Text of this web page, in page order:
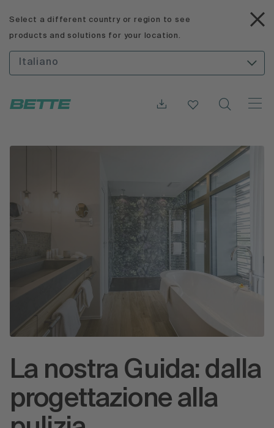
Select a different country or region to see
products and solutions for your location.
Italiano
La nostra Guida: dalla
progettazione alla